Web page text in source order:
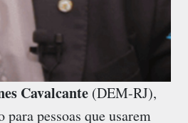
Cavalcante(DEM-RJ),
pessoas que usarem